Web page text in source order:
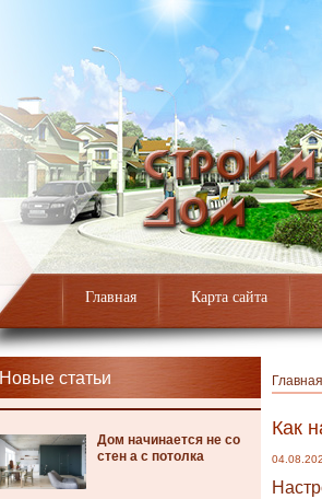
Главная Карта сайта
Новые статьи
Дом начинается не со
стен а с потолка
Главная
Как